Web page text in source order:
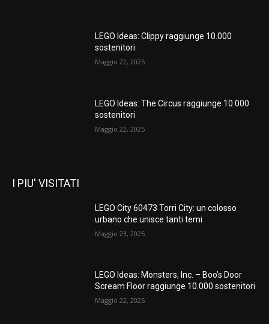
LEGO Ideas: Clippy raggiunge 10.000
sostenitori
Maggio 22, 2025
LEGO Ideas: The Circus raggiunge 10.000
sostenitori
Maggio 22, 2025
I PIU' VISITATI
LEGO City 60473 Torri City: un colosso
urbano che unisce tanti temi
Maggio 23, 2025
LEGO Ideas: Monsters, Inc. – Boo’s Door
Scream Floor raggiunge 10.000 sostenitori
Maggio 22, 2025